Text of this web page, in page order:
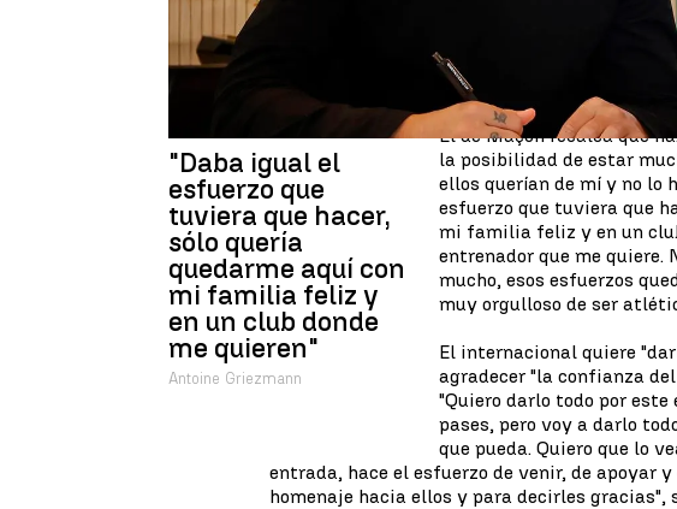
"Estoy muy feliz, es lo que quería desde que
atlético otra vez y disfrutar de este club, de
del estadio y de la afición, así que hice todo
apuntado el francés.
"Daba igual el
esfuerzo que
tuviera que hacer,
sólo quería
quedarme aquí con
mi familia feliz y
en un club donde
me quieren"
Antoine Griezmann
El de Maçon recalca que
la posibilidad de estar
ellos querían de mí y no lo
esfuerzo que tuviera que
mi familia feliz y en un
entrenador que me quiere.
mucho, esos esfuerzos
muy orgulloso de ser
El internacional quiere
agradecer "la confianza
"Quiero darlo todo por
pases, pero voy a darlo
que pueda. Quiero que lo
entrada, hace el esfuerzo de venir, de apoyar
homenaje hacia ellos y para decirles gracias",